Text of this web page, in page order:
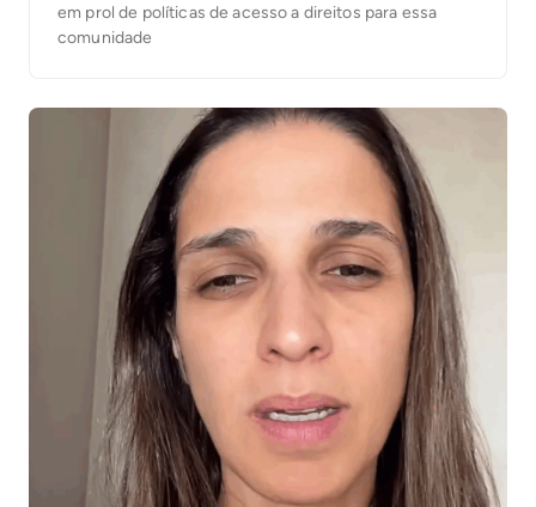
em prol de políticas de acesso a direitos para essa
comunidade